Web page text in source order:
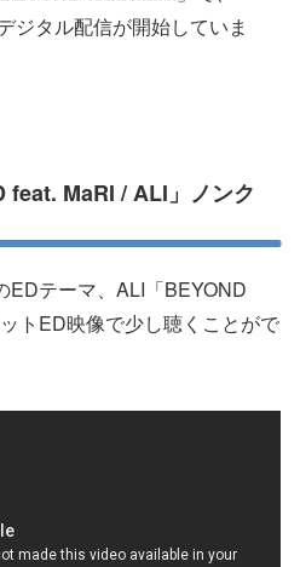
ジタル配信が開始していま
feat. MaRI / ALI」ノンク
EDテーマ、ALI「BEYOND
トED映像で少し聴くことがで